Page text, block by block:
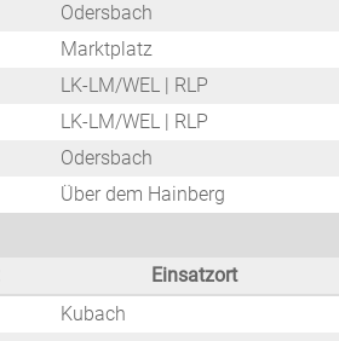
Odersbach
Marktplatz
LK-LM/WEL | RLP
LK-LM/WEL | RLP
Odersbach
Über dem Hainberg
Einsatzort
Kubach